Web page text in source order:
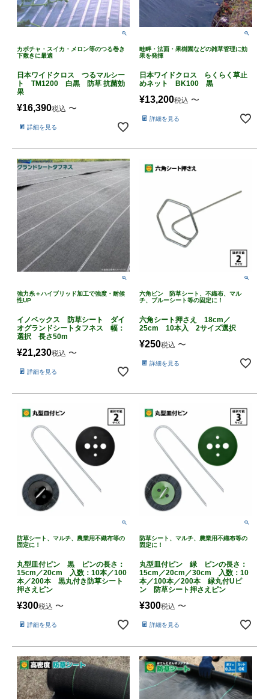
カボチャ・スイカ・メロン等のつる巻き
下敷きに最適
日本ワイドクロス つるマルシー
ト TM1200 白黒 防草 抗菌効
果
¥16,390税込 〜
詳細を見る
畦畔・法面・果樹園などの雑草管理に効
果を発揮
日本ワイドクロス らくらく草止
めネット BK100 黒
¥13,200税込 〜
詳細を見る
強力糸＋ハイブリッド加工で強度・耐候
性UP
イノベックス 防草シート ダイ
オグランドシートタフネス 幅：
選択 長さ50m
¥21,230税込 〜
詳細を見る
六角ピン 防草シート、不織布、マル
チ、ブルーシート等の固定に！
六角シート押さえ 18cm／
25cm 10本入 2サイズ選択
¥250税込 〜
詳細を見る
防草シート、マルチ、農業用不織布等の
固定に！
丸型皿付ピン 黒 ピンの長さ：
15cm／20cm 入数：10本／100
本／200本 黒丸付き防草シート
押さえピン
¥300税込 〜
詳細を見る
防草シート、マルチ、農業用不織布等の
固定に！
丸型皿付ピン 緑 ピンの長さ：
15cm／20cm／30cm 入数：10
本／100本／200本 緑丸付Uピ
ン 防草シート押さえピン
¥300税込 〜
詳細を見る